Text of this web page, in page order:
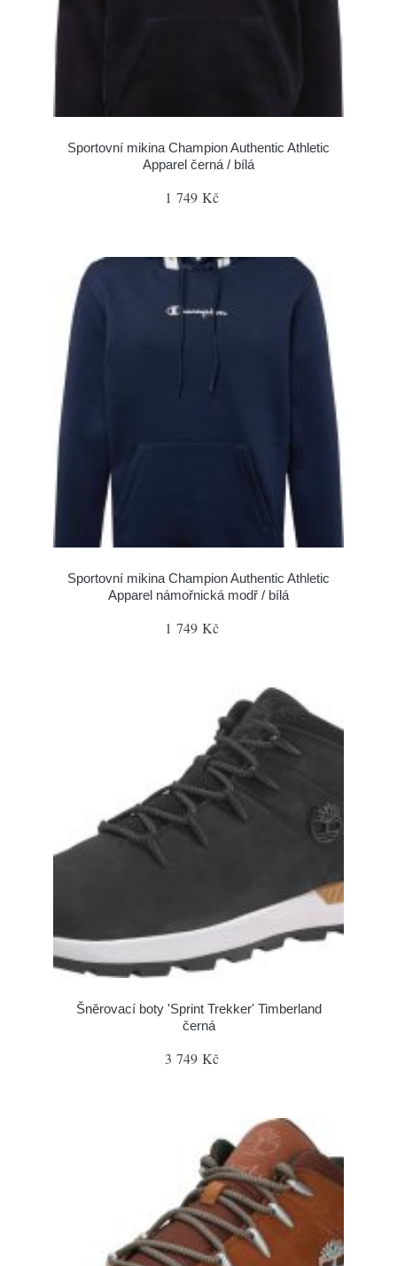
Sportovní mikina Champion Authentic Athletic
Apparel černá / bílá
1 749 Kč
Sportovní mikina Champion Authentic Athletic
Apparel námořnická modř / bílá
1 749 Kč
Šněrovací boty 'Sprint Trekker' Timberland
černá
3 749 Kč